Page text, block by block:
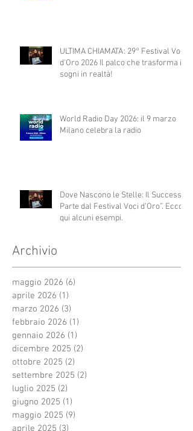
ULTIMA CHIAMATA: 29° Festival Voci
d'Oro 2026 Il palco che trasforma i
sogni in realtà!
World Radio Day 2026: il 9 marzo
Milano celebra la radio
Dove Nascono le Stelle: Il Successo
Parte dal Festival Voci d’Oro”. Ecco
qui alcuni esempi.
Archivio
maggio 2026 (6)
aprile 2026 (1)
marzo 2026 (3)
febbraio 2026 (1)
gennaio 2026 (1)
dicembre 2025 (2)
ottobre 2025 (2)
settembre 2025 (2)
luglio 2025 (2)
giugno 2025 (1)
maggio 2025 (9)
aprile 2025 (3)